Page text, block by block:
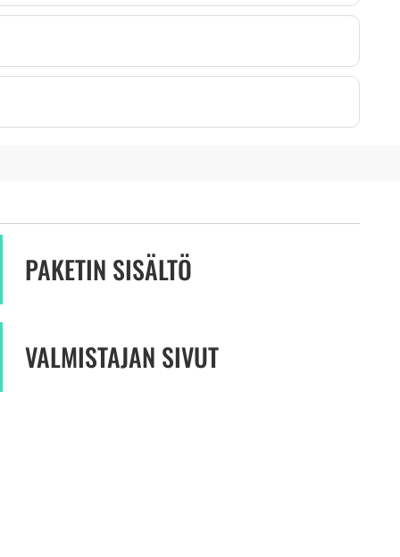
PAKETIN SISÄLTÖ
VALMISTAJAN SIVUT